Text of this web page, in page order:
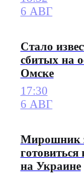
6 АВГ
Стало
сбитых на
Омске
17:30
6 АВГ
Мирошник
на Украине